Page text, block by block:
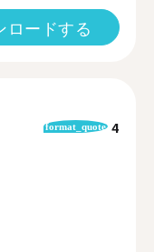
ロードする
format_quote 4